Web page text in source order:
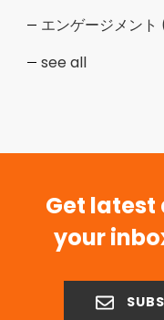
エンゲージメント
see all
Get
your